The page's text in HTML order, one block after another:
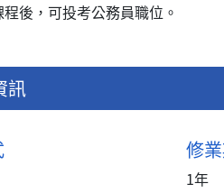
後，可投考公務員職位。
訊
修
1年